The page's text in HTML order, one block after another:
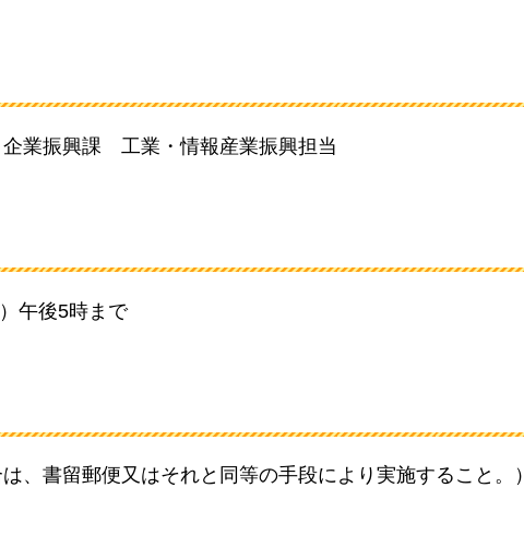
企業振興課 工業・情報産業振興担当
午後5時まで
、書留郵便又はそれと同等の手段により実施すること。）